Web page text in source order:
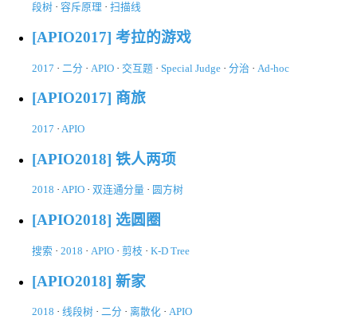
段树 · 容斥原理 · 扫描线
[APIO2017] 考拉的游戏
2017 · 二分 · APIO · 交互题 · Special Judge · 分治 · Ad-hoc
[APIO2017] 商旅
2017 · APIO
[APIO2018] 铁人两项
2018 · APIO · 双连通分量 · 圆方树
[APIO2018] 选圆圈
搜索 · 2018 · APIO · 剪枝 · K-D Tree
[APIO2018] 新家
2018 · 线段树 · 二分 · 离散化 · APIO